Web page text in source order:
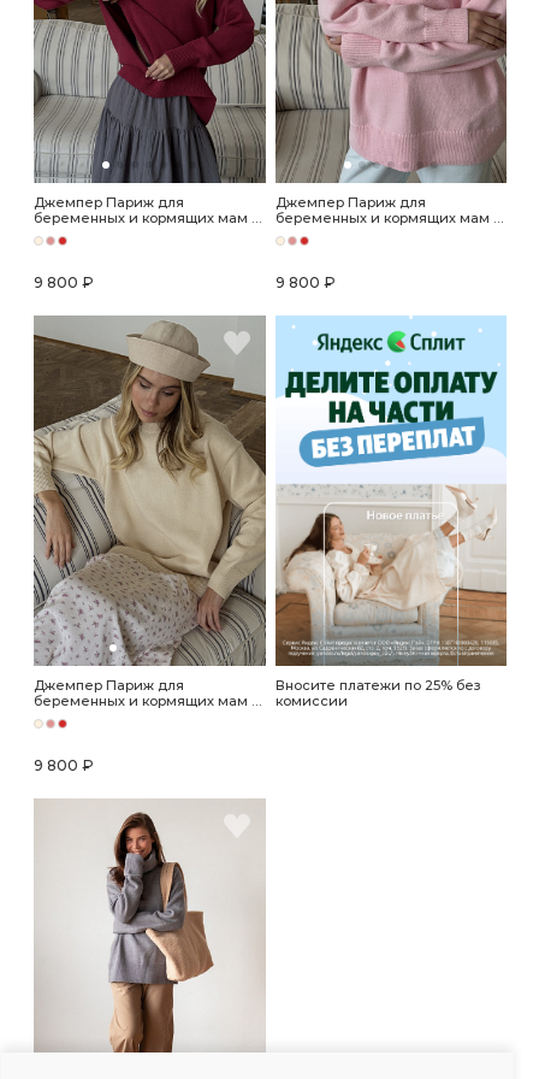
Джемпер Париж для
беременных и кормящих мам -
глинтвейн
9 800 ₽
Джемпер Париж для
беременных и кормящих мам -
розовый
9 800 ₽
Джемпер Париж для
беременных и кормящих мам -
кремовый
9 800 ₽
Вносите платежи по 25% без
комиссии